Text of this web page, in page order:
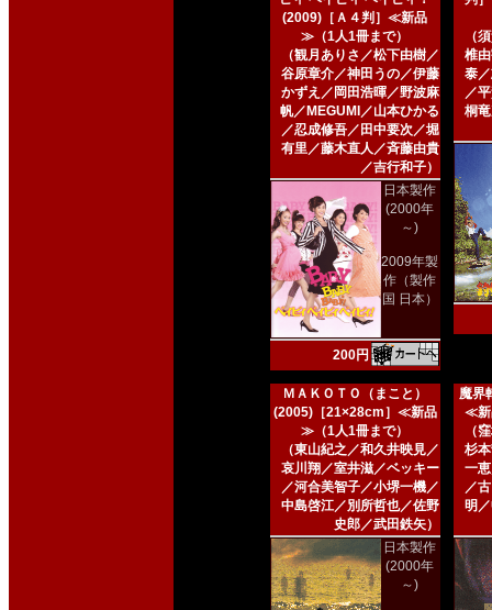
(2009)［Ａ４判］≪新品
≫（1人1冊まで）
（観月ありさ／松下由樹／
谷原章介／神田うの／伊藤
かずえ／岡田浩暉／野波麻
帆／MEGUMI／山本ひかる
／忍成修吾／田中要次／堀
有里／藤木直人／斉藤由貴
／吉行和子）
日本製作
(2000年
～)
2009年製
作（製作
国 日本）
200円
（
椎
泰
／
桐
ＭＡＫＯＴＯ（まこと）
(2005)［21×28cm］≪新品
≫（1人1冊まで）
（東山紀之／和久井映見／
哀川翔／室井滋／ベッキー
／河合美智子／小堺一機／
中島啓江／別所哲也／佐野
史郎／武田鉄矢）
日本製作
(2000年
～)
魔界
≪新
（
杉
一
／
明